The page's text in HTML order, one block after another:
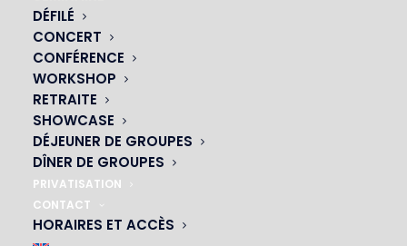
DÉFILÉ
CONCERT
CONFÉRENCE
WORKSHOP
RETRAITE
SHOWCASE
DÉJEUNER DE GROUPES
DÎNER DE GROUPES
PRIVATISATION
CONTACT
HORAIRES ET ACCÈS